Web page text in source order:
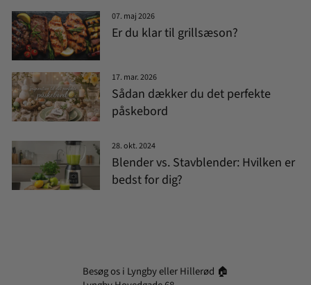
07. maj 2026
Er du klar til grillsæson?
17. mar. 2026
Sådan dækker du det perfekte
påskebord
28. okt. 2024
Blender vs. Stavblender: Hvilken er
bedst for dig?
Besøg os i Lyngby eller Hillerød 🏠